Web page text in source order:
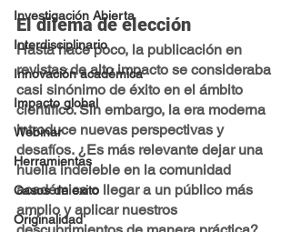
Investigación Abierta
Interdisciplinario
Innovación académica
Impacto global
Webinar
Herramientas
Casos de exito
Originalidad
El dilema de elección
Hasta hace poco, la publicación en
revistas de alto impacto se consideraba
casi sinónimo de éxito en el ámbito
científico. Sin embargo, la era moderna
introduce nuevas perspectivas y
desafíos. ¿Es más relevante dejar una
huella indeleble en la comunidad
académica o llegar a un público más
amplio y aplicar nuestros